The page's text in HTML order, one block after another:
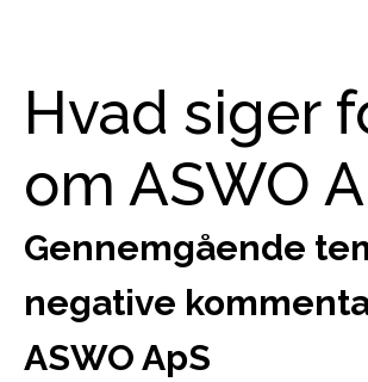
Hvad siger
om ASWO
Gennemgående
negative
ASWO ApS